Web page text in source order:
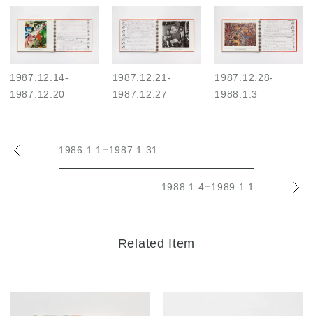
1987.12.14-
1987.12.20
1987.12.21-
1987.12.27
1987.12.28-
1988.1.3
1986.1.1 –1987.1.31
1988.1.4–1989.1.1
Related Item